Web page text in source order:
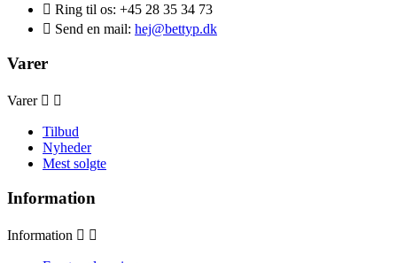
 Ring til os: +45 28 35 34 73
 Send en mail: hej@bettyp.dk
Varer
Varer  
Tilbud
Nyheder
Mest solgte
Information
Information  